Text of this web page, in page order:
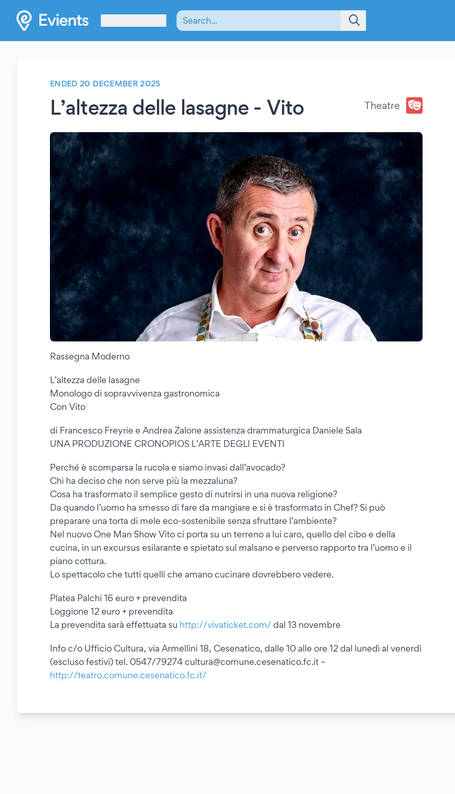
ENDED 20 DECEMBER 2025
L’altezza delle lasagne - Vito Theatre
Rassegna Moderno
L’altezza delle lasagne
Monologo di sopravvivenza gastronomica
Con Vito
di Francesco Freyrie e Andrea Zalone assistenza drammaturgica Daniele Sala
UNA PRODUZIONE CRONOPIOS L’ARTE DEGLI EVENTI
Perché è scomparsa la rucola e siamo invasi dall’avocado?
Chi ha deciso che non serve più la mezzaluna?
Cosa ha trasformato il semplice gesto di nutrirsi in una nuova religione?
Da quando l’uomo ha smesso di fare da mangiare e si è trasformato in Chef? Si può
preparare una torta di mele eco-sostenibile senza sfruttare l’ambiente?
Nel nuovo One Man Show Vito ci porta su un terreno a lui caro, quello del cibo e della
cucina, in un excursus esilarante e spietato sul malsano e perverso rapporto tra l’uomo e il
piano cottura.
Lo spettacolo che tutti quelli che amano cucinare dovrebbero vedere.
Platea Palchi 16 euro + prevendita
Loggione 12 euro + prevendita
La prevendita sarà effettuata su http://vivaticket.com/dal 13 novembre
Info c/o Ufficio Cultura, via Armellini 18, Cesenatico, dalle 10 alle ore 12 dal lunedì al venerdì
(escluso festivi) tel. 0547/79274 cultura@comune.cesenatico.fc.it –
http://teatro.comune.cesenatico.fc.it/